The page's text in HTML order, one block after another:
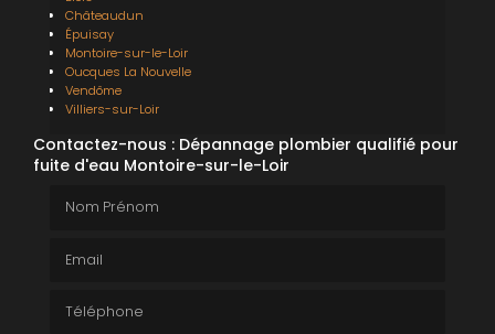
Châteaudun
Épuisay
Montoire-sur-le-Loir
Oucques La Nouvelle
Vendôme
Villiers-sur-Loir
Contactez-nous : Dépannage plombier qualifié pour
fuite d'eau Montoire-sur-le-Loir